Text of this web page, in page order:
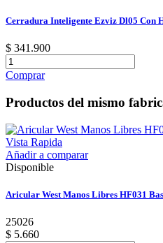
Cerradura Inteligente Ezviz Dl05 Con
$ 341.900
Comprar
Productos del mismo
Vista Rapida
Añadir a comparar
Disponible
Aricular West Manos Libres HF031
25026
$ 5.660